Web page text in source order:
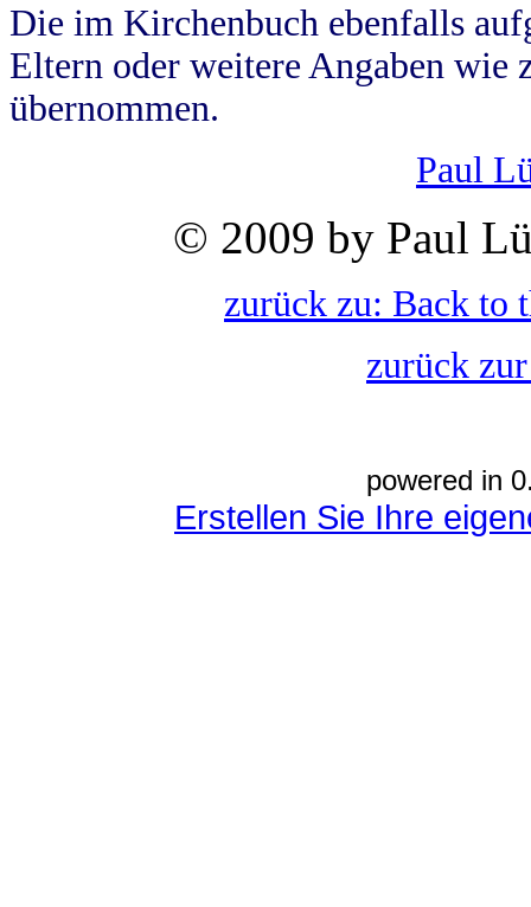
Die im Kirchenbuch ebenfalls
Eltern oder weitere Angaben wie
übernommen.
Paul
© 2009 by Paul
zurück zu: Back to
zurück
powered in
Erstellen Sie Ihre